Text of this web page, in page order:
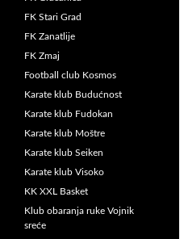
FK Stari Grad
FK Zanatlije
FK Zmaj
Football club Kosmos
Karate klub Budućnost
Karate klub Fudokan
Karate klub Moštre
Karate klub Seiken
Karate klub Visoko
KK XXL Basket
Klub obaranja ruke Vojnik
sreće